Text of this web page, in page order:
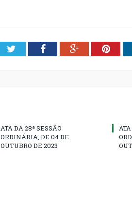
TwitterFacebookGoogle+
ATA DA 28ª SESSÃO
ORDINÁRIA, DE 04 DE
OUTUBRO DE 2023